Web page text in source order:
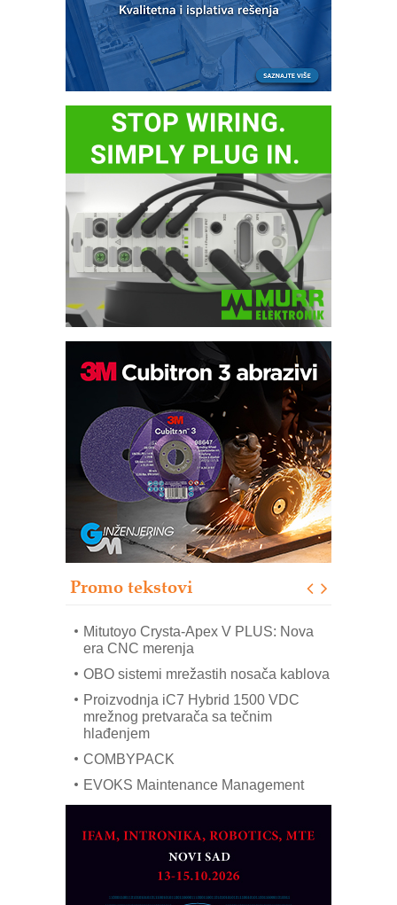
Promo tekstovi
Automatizacija pakovanja · Display
(Shelf-Ready) omotnice
Potpuna efikasnost bez složenih
sistema
Trajna oznaka kao dugoročna korist
Bezbednost na prvom mestu!
IB BLUMENAUER - više od 40 godina
poverenja u industriji
Art Utopia Studio – vizuelne priče
Mitutoyo Crysta-Apex V PLUS: Nova
era CNC merenja
OBO sistemi mrežastih nosača kablova
Proizvodnja iC7 Hybrid 1500 VDC
mrežnog pretvarača sa tečnim
hlađenjem
COMBYPACK
EVOKS Maintenance Management
na viši nivo
Detekcija različitih oblika
MAREX - Lim i mašine za savremena
rešenja